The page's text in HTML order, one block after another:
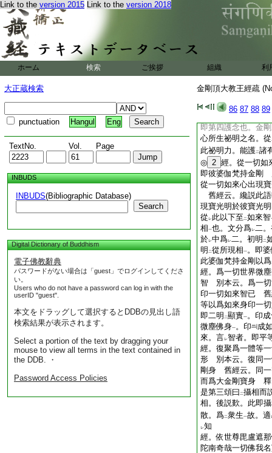
Link to the version 2015 Link to the version 2018
ホーム 検索 ご挨拶 組織 利
大正蔵検索
punctuation Hangul Eng
TextNo. Vol. Page
INBUDS
INBUDS(Bibliographic Database)
Search
Digital Dictionary of Buddhism
電子佛教辭典
パスワードがない場合は「guest」でログインしてくださ
い。
Users who do not have a password can log in with the
userID "guest".
本文をドラッグして選択するとDDBの見出し語
検索結果が表示されます。
Select a portion of the text by dragging your
mouse to view all terms in the text contained in
the DDB. ・
Password Access Policies
金剛頂大教王經疏
86 87 88 89
十方諸佛。無レ不
也。入寶波羅蜜三
三昧耶
寶者。是一切如來
經。金剛三昧耶名
曰離 別本云。從其
己身印説陀羅尼
9
云。即從心出現此
密語曰阿羅 二合 怛
即第四護念也。金
心所生祕明之名。從
此祕明力。能護二諸
◎ 2 經。從一切如
即彼婆伽梵持金剛
從一切如來心出現
舊經云。纔説此
現寶光明於彼寶光
從 レ此以下至 二如來智
相一也。文分爲レ二
於レ中爲レ二。初明 二
明 二從所現相一。即
此婆伽梵持金剛以爲
經。爲一切世界微
智 別本云。爲一切
印一切如來智已 舊
等以爲如來身印一
即二明 二顯實一。印
微塵佛身一。印
成
來。言レ智者。即平
經。復聚爲一體等
形 別本云。復同一
剛身 舊經云。同一
而爲大金剛寶身 釋
是第三頌曰 二攝相而
相。後説歎。此即
散。爲二衆生一故。適
レ知
經。依世尊毘盧遮
陀南奇哉一切佛我